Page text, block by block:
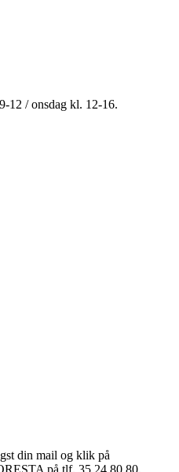
12 / onsdag kl. 12-16.
din mail og klik på